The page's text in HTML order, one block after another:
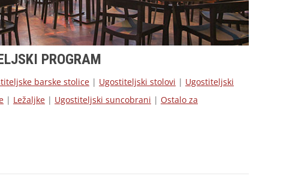
PROGRAM
barske stolice| Ugostiteljski stolovi | Ugostiteljski
| Ležaljke| Ugostiteljski suncobrani | Ostalo za